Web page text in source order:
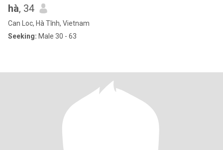
hà, 34
Can Loc, Hà Tĩnh, Vietnam
Seeking: Male 30 - 63